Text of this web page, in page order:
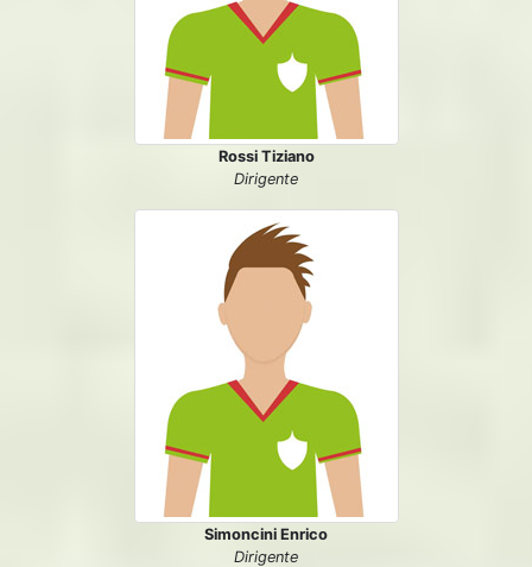
Rossi Tiziano
Dirigente
Simoncini Enrico
Dirigente